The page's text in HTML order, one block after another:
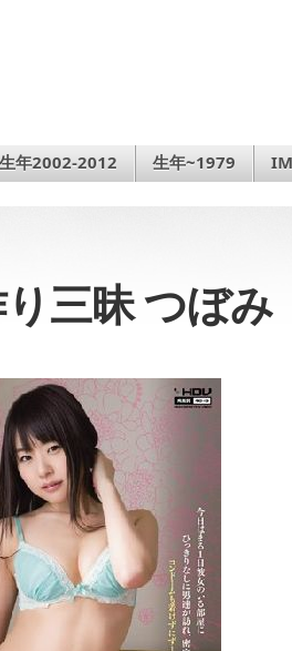
生年2002-2012 生年~1979
三昧 つぼみ